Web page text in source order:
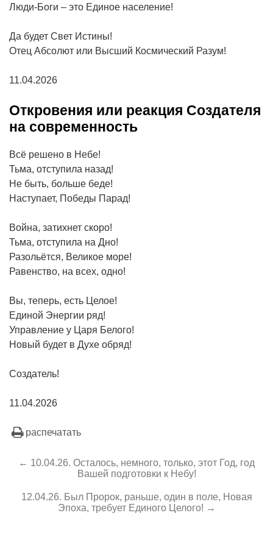
Люди-Боги – это Единое население!
Да будет Свет Истины!
Отец Абсолют или Высший Космический Разум!
11.04.2026
Откровения или реакция Создателя
на современность
Всё решено в Небе!
Тьма, отступила назад!
Не быть, больше беде!
Наступает, Победы Парад!
Война, затихнет скоро!
Тьма, отступила на Дно!
Разольётся, Великое море!
Равенство, на всех, одно!
Вы, теперь, есть Целое!
Единой Энергии ряд!
Управление у Царя Белого!
Новый будет в Духе обряд!
Создатель!
11.04.2026
распечатать
← 10.04.26. Осталось, немного, только, этот Год, год
Вашей подготовки к Небу!
12.04.26. Был Пророк, раньше, один в поле, Новая
Эпоха, требует Единого Целого! →